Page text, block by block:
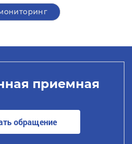
приемная
обращение